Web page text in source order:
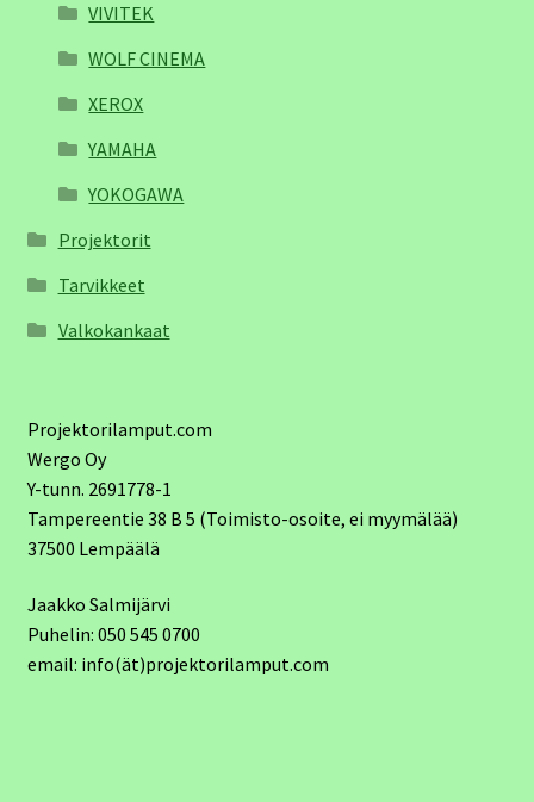
VIVITEK
WOLF CINEMA
XEROX
YAMAHA
YOKOGAWA
Projektorit
Tarvikkeet
Valkokankaat
Projektorilamput.com
Wergo Oy
Y-tunn. 2691778-1
Tampereentie 38 B 5 (Toimisto-osoite, ei myymälää)
37500 Lempäälä
Jaakko Salmijärvi
Puhelin: 050 545 0700
email: info(ät)projektorilamput.com